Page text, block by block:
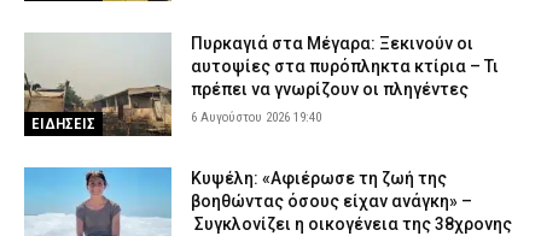
ΕΙΔΗΣΕΙΣ
Πυρκαγιά στα Μέγαρα: Ξεκινούν οι
αυτοψίες στα πυρόπληκτα κτίρια – Τι
πρέπει να γνωρίζουν οι πληγέντες
6 Αυγούστου 2026 19:40
Κυψέλη: «Αφιέρωσε τη ζωή της
βοηθώντας όσους είχαν ανάγκη» –
Συγκλονίζει η οικογένεια της 38χρονης